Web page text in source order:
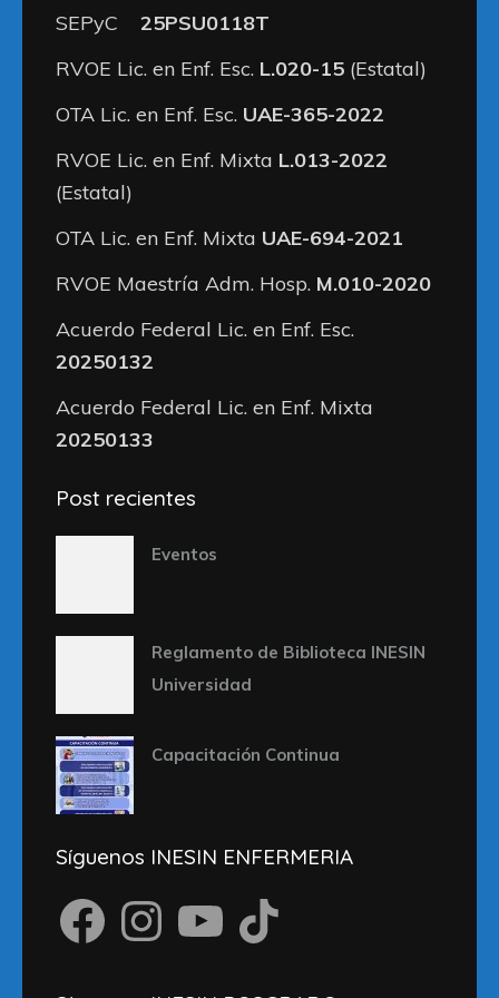
SEPyC 25PSU0118T
RVOE Lic. en Enf. Esc. L.020-15 (Estatal)
OTA Lic. en Enf. Esc. UAE-365-2022
RVOE Lic. en Enf. Mixta L.013-2022
(Estatal)
OTA Lic. en Enf. Mixta UAE-694-2021
RVOE Maestría Adm. Hosp. M.010-2020
Acuerdo Federal Lic. en Enf. Esc.
20250132
Acuerdo Federal Lic. en Enf. Mixta
20250133
Post recientes
Eventos
Reglamento de Biblioteca INESIN
Universidad
Capacitación Continua
Síguenos INESIN ENFERMERIA
FacebookInstagramYouTube TikTok